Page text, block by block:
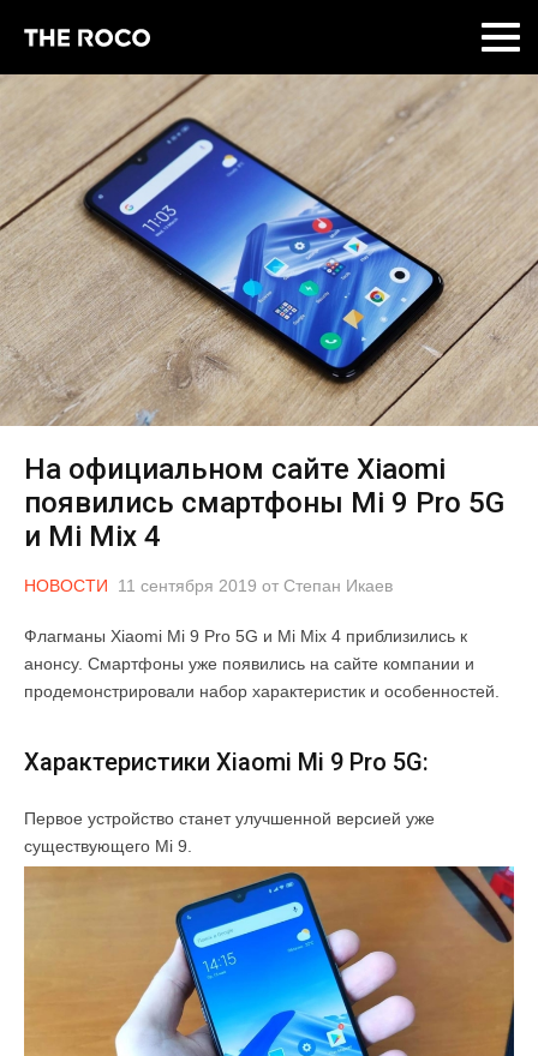
На официальном сайте Xiaomi
появились смартфоны Mi 9 Pro 5G
и Mi Mix 4
НОВОСТИ 11 сентября 2019 от Степан Икаев
Флагманы Xiaomi Mi 9 Pro 5G и Mi Mix 4 приблизились к
анонсу. Смартфоны уже появились на сайте компании и
продемонстрировали набор характеристик и особенностей.
Характеристики Xiaomi Mi 9 Pro 5G:
Первое устройство станет улучшенной версией уже
существующего Mi 9.